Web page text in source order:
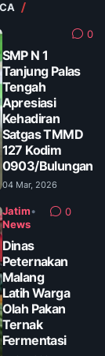
0
SMP N 1
Tanjung Palas
Tengah
Apresiasi
Kehadiran
Satgas TMMD
127 Kodim
0903/Bulungan
04 Mar, 2026
Jatim•
News
0
Dinas
Peternakan
Malang
Latih Warga
Olah Pakan
Ternak
Fermentasi